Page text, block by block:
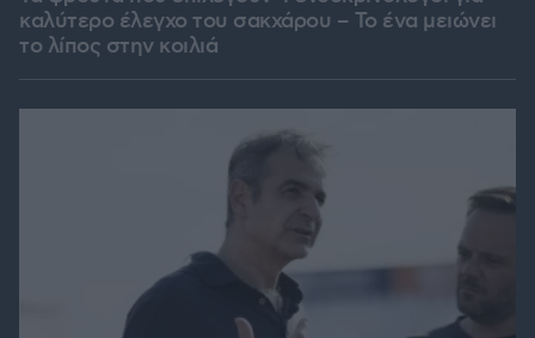
καλύτερο έλεγχο του σακχάρου – Το ένα μειώνει
το λίπος στην κοιλιά